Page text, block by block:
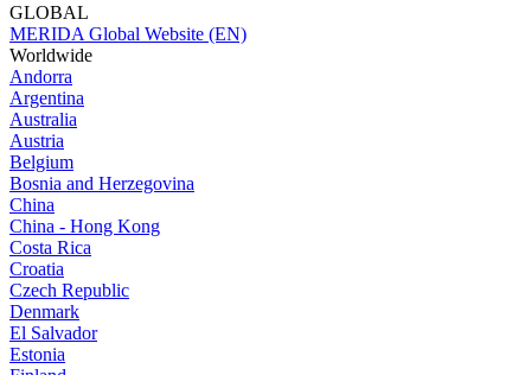
GLOBAL
MERIDA Global Website (EN)
Worldwide
Andorra
Argentina
Australia
Austria
Belgium
Bosnia and Herzegovina
China
China - Hong Kong
Costa Rica
Croatia
Czech Republic
Denmark
El Salvador
Estonia